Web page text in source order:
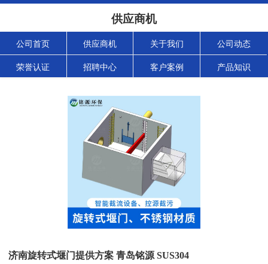
供应商机
公司首页 供应商机 关于我们 公司动态
荣誉认证 招聘中心 客户案例 产品知识
济南旋转式堰门提供方案 青岛铭源 SUS304